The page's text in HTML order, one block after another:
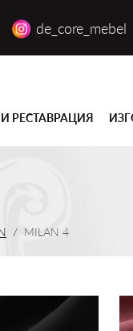
de_core_mebel
РЕСТАВРАЦИЯ
MILAN 4